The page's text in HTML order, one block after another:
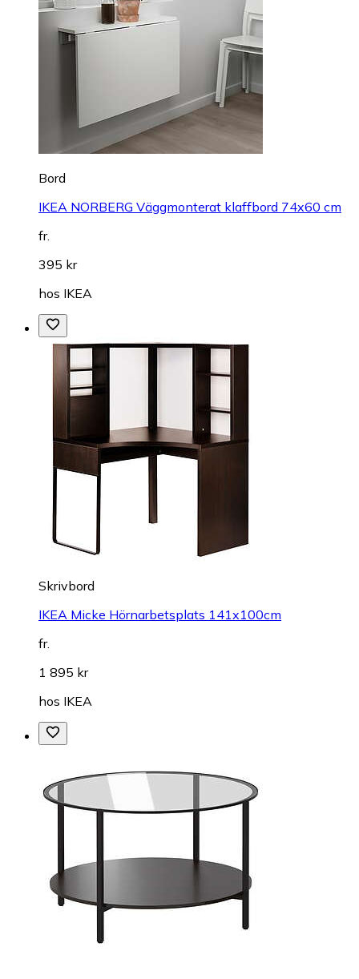
Bord
IKEA NORBERG Väggmonterat klaffbord 74x60 cm
fr.
395 kr
hos IKEA
Skrivbord
IKEA Micke Hörnarbetsplats 141x100cm
fr.
1 895 kr
hos IKEA